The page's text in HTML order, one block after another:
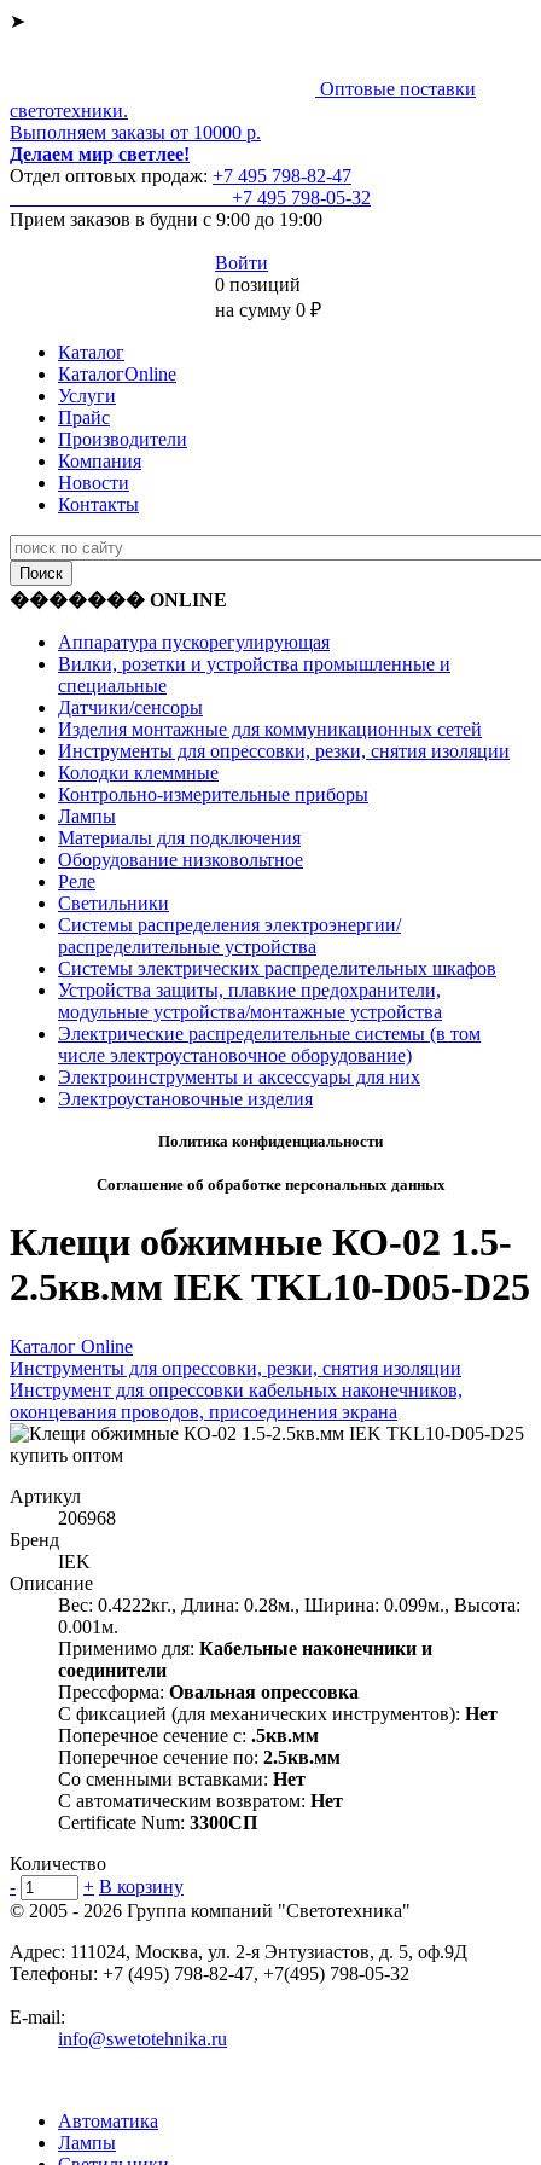
➤
Оптовые поставки
светотехники.
Выполняем заказы от 10000 р.
Делаем мир светлее!
Отдел оптовых продаж: +7 495 798-82-47
+7 495 798-05-32
Прием заказов в будни с 9:00 до 19:00
Войти
0 позиций
на сумму 0 ₽
Каталог
КаталогOnline
Услуги
Прайс
Производители
Компания
Новости
Контакты
������� ONLINE
Аппаратура пускорегулирующая
Вилки, розетки и устройства промышленные и
специальные
Датчики/сенсоры
Изделия монтажные для коммуникационных сетей
Инструменты для опрессовки, резки, снятия изоляции
Колодки клеммные
Контрольно-измерительные приборы
Лампы
Материалы для подключения
Оборудование низковольтное
Реле
Светильники
Системы распределения электроэнергии/
распределительные устройства
Системы электрических распределительных шкафов
Устройства защиты, плавкие предохранители,
модульные устройства/монтажные устройства
Электрические распределительные системы (в том
числе электроустановочное оборудование)
Электроинструменты и аксессуары для них
Электроустановочные изделия
Политика конфиденциальности
Соглашение об обработке персональных данных
Клещи обжимные КО-02 1.5-
2.5кв.мм IEK TKL10-D05-D25
Каталог Online
Инструменты для опрессовки, резки, снятия изоляции
Инструмент для опрессовки кабельных наконечников,
оконцевания проводов, присоединения экрана
Артикул
206968
Бренд
IEK
Описание
Вес: 0.4222кг., Длина: 0.28м., Ширина: 0.099м., Высота:
0.001м.
Применимо для: Кабельные наконечники и
соединители
Прессформа: Овальная опрессовка
С фиксацией (для механических инструментов): Нет
Поперечное сечение с: .5кв.мм
Поперечное сечение по: 2.5кв.мм
Со сменными вставками: Нет
С автоматическим возвратом: Нет
Certificate Num: 3300СП
Количество
-
+ В корзину
© 2005 - 2026 Группа компаний "Светотехника"
Адрес: 111024, Москва, ул. 2-я Энтузиастов, д. 5, оф.9Д
Телефоны: +7 (495) 798-82-47, +7(495) 798-05-32
E-mail:
info@swetotehnika.ru
Автоматика
Лампы